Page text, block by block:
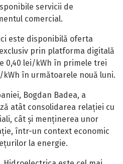
servicii de
comercial.
este disponibilă oferta
prin platforma digitală
0,40 lei/kWh în primele trei
kWh în următoarele nouă luni.
Bogdan Badea, a
atât consolidarea relației cu
cât și menținerea unor
într-un context economic
la energie.